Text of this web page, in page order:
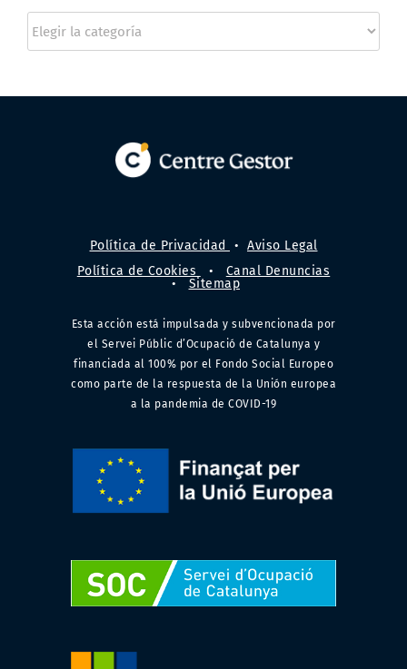
Política de Privacidad • Aviso Legal
Política de Cookies
•
Canal Denuncias
•
Sitemap
Esta acción está impulsada y subvencionada por
el Servei Públic d’Ocupació de Catalunya y
financiada al 100% por el Fondo Social Europeo
como parte de la respuesta de la Unión europea
a la pandemia de COVID-19